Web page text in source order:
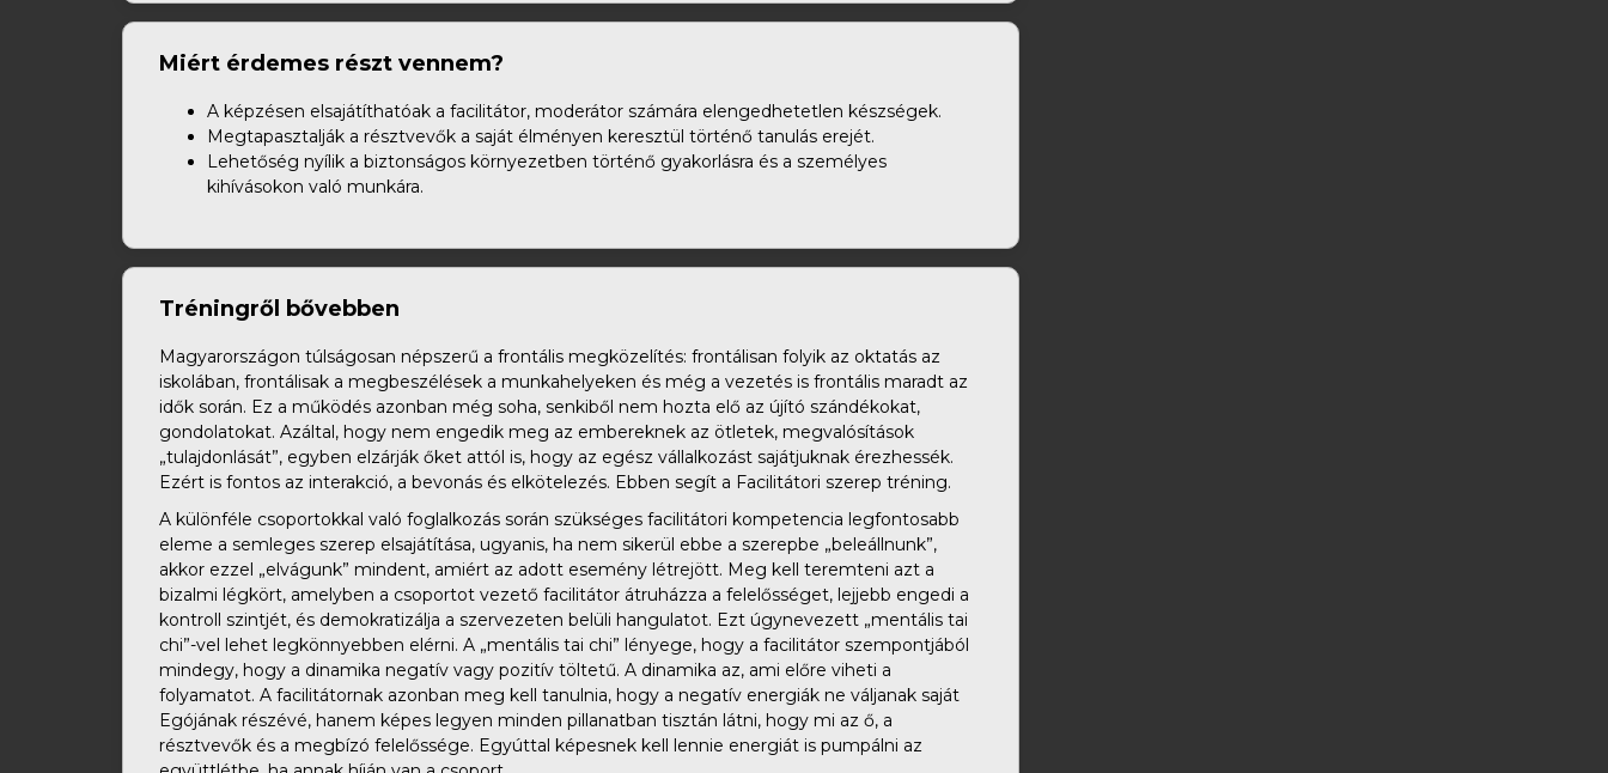
Miért érdemes részt vennem?
A képzésen elsajátíthatóak a facilitátor, moderátor számára elengedhetetlen készségek.
Megtapasztalják a résztvevők a saját élményen keresztül történő tanulás erejét.
Lehetőség nyílik a biztonságos környezetben történő gyakorlásra és a személyes
kihívásokon való munkára.
Tréningről bővebben
Magyarországon túlságosan népszerű a frontális megközelítés: frontálisan folyik az oktatás az
iskolában, frontálisak a megbeszélések a munkahelyeken és még a vezetés is frontális maradt az
idők során. Ez a működés azonban még soha, senkiből nem hozta elő az újító szándékokat,
gondolatokat. Azáltal, hogy nem engedik meg az embereknek az ötletek, megvalósítások
„tulajdonlását”, egyben elzárják őket attól is, hogy az egész vállalkozást sajátjuknak érezhessék.
Ezért is fontos az interakció, a bevonás és elkötelezés. Ebben segít a Facilitátori szerep tréning.
A különféle csoportokkal való foglalkozás során szükséges facilitátori kompetencia legfontosabb
eleme a semleges szerep elsajátítása, ugyanis, ha nem sikerül ebbe a szerepbe „beleállnunk”,
akkor ezzel „elvágunk” mindent, amiért az adott esemény létrejött. Meg kell teremteni azt a
bizalmi légkört, amelyben a csoportot vezető facilitátor átruházza a felelősséget, lejjebb engedi a
kontroll szintjét, és demokratizálja a szervezeten belüli hangulatot. Ezt úgynevezett „mentális tai
chi”-vel lehet legkönnyebben elérni. A „mentális tai chi” lényege, hogy a facilitátor szempontjából
mindegy, hogy a dinamika negatív vagy pozitív töltetű. A dinamika az, ami előre viheti a
folyamatot. A facilitátornak azonban meg kell tanulnia, hogy a negatív energiák ne váljanak saját
Egójának részévé, hanem képes legyen minden pillanatban tisztán látni, hogy mi az ő, a
résztvevők és a megbízó felelőssége. Egyúttal képesnek kell lennie energiát is pumpálni az